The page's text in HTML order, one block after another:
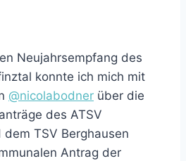
Neujahrsempfang des
konnte ich mich mit
@nicolabodner über die
des ATSV
TSV Berghausen
Antrag der